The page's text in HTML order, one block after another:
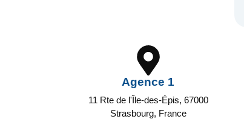
Agence 1
11 Rte de l'Île-des-Épis, 67000
Strasbourg, France